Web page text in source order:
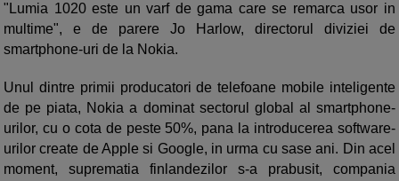
"Lumia 1020 este un varf de gama care se remarca usor in
multime", e de parere Jo Harlow, directorul diviziei de
smartphone-uri de la Nokia.
Unul dintre primii producatori de telefoane mobile inteligente
de pe piata, Nokia a dominat sectorul global al smartphone-
urilor, cu o cota de peste 50%, pana la introducerea software-
urilor create de Apple si Google, in urma cu sase ani. Din acel
moment, suprematia finlandezilor s-a prabusit, compania